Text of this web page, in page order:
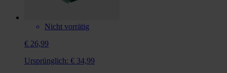
Nicht vorrätig
€ 26,99
Ursprünglich: € 34,99